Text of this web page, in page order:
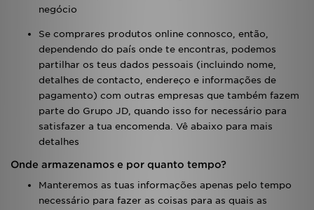
negócio
Se comprares produtos online connosco, então,
dependendo do país onde te encontras, podemos
partilhar os teus dados pessoais (incluindo nome,
detalhes de contacto, endereço e informações de
pagamento) com outras empresas que também fazem
parte do Grupo JD, quando isso for necessário para
satisfazer a tua encomenda. Vê abaixo para mais
detalhes
Onde armazenamos e por quanto tempo?
Manteremos as tuas informações apenas pelo tempo
necessário para fazer as coisas para as quais as